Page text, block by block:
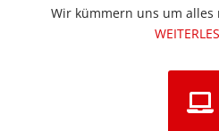
Wir kümmern uns um alles